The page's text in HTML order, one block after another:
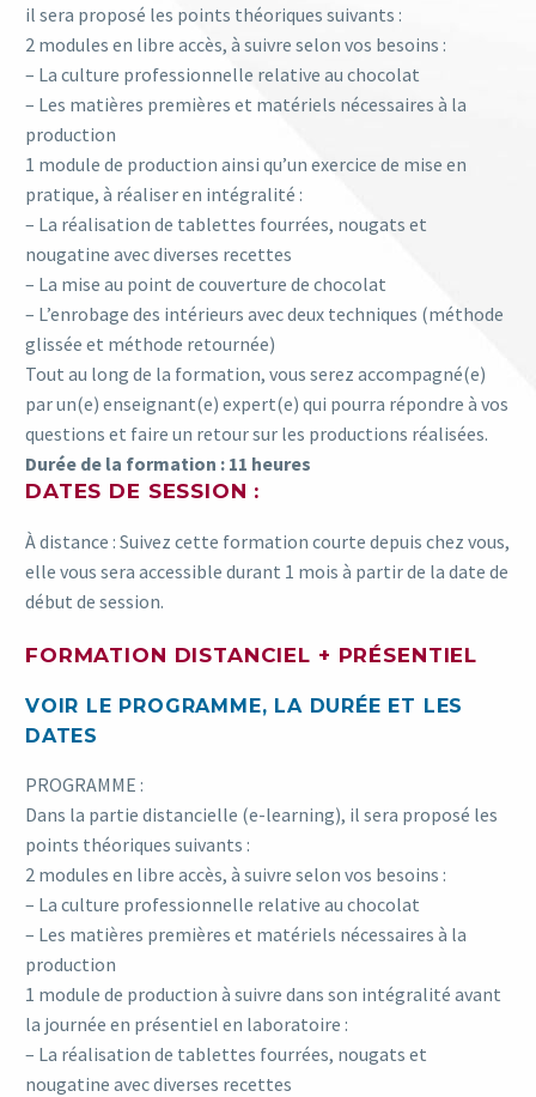
il sera proposé les points théoriques suivants :
2 modules en libre accès, à suivre selon vos besoins :
– La culture professionnelle relative au chocolat
– Les matières premières et matériels nécessaires à la
production
1 module de production ainsi qu’un exercice de mise en
pratique, à réaliser en intégralité :
– La réalisation de tablettes fourrées, nougats et
nougatine avec diverses recettes
– La mise au point de couverture de chocolat
– L’enrobage des intérieurs avec deux techniques (méthode
glissée et méthode retournée)
Tout au long de la formation, vous serez accompagné(e)
par un(e) enseignant(e) expert(e) qui pourra répondre à vos
questions et faire un retour sur les productions réalisées.
Durée de la formation : 11 heures
DATES DE SESSION :
À distance : Suivez cette formation courte depuis chez vous,
elle vous sera accessible durant 1 mois à partir de la date de
début de session.
FORMATION DISTANCIEL + PRÉSENTIEL
VOIR LE PROGRAMME, LA DURÉE ET LES
DATES
PROGRAMME :
Dans la partie distancielle (e-learning), il sera proposé les
points théoriques suivants :
2 modules en libre accès, à suivre selon vos besoins :
– La culture professionnelle relative au chocolat
– Les matières premières et matériels nécessaires à la
production
1 module de production à suivre dans son intégralité avant
la journée en présentiel en laboratoire :
– La réalisation de tablettes fourrées, nougats et
nougatine avec diverses recettes